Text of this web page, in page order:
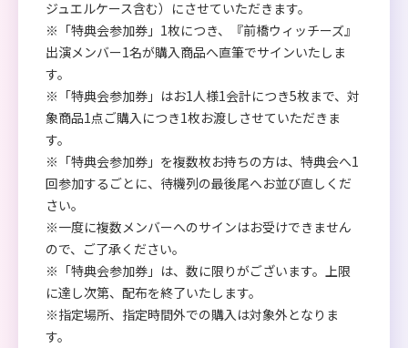
ジュエルケース含む）にさせていただきます。
※「特典会参加券」1枚につき、『前橋ウィッチーズ』
出演メンバー1名が購入商品へ直筆でサインいたしま
す。
※「特典会参加券」はお1人様1会計につき5枚まで、対
象商品1点ご購入につき1枚お渡しさせていただきま
す。
※「特典会参加券」を複数枚お持ちの方は、特典会へ1
回参加するごとに、待機列の最後尾へお並び直しくだ
さい。
※一度に複数メンバーへのサインはお受けできません
ので、ご了承ください。
※「特典会参加券」は、数に限りがございます。上限
に達し次第、配布を終了いたします。
※指定場所、指定時間外での購入は対象外となりま
す。